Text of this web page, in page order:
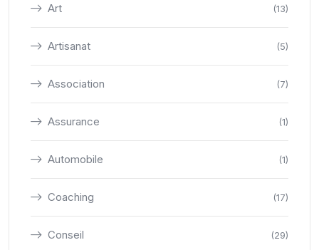
Art (13)
Artisanat (5)
Association (7)
Assurance (1)
Automobile (1)
Coaching (17)
Conseil (29)